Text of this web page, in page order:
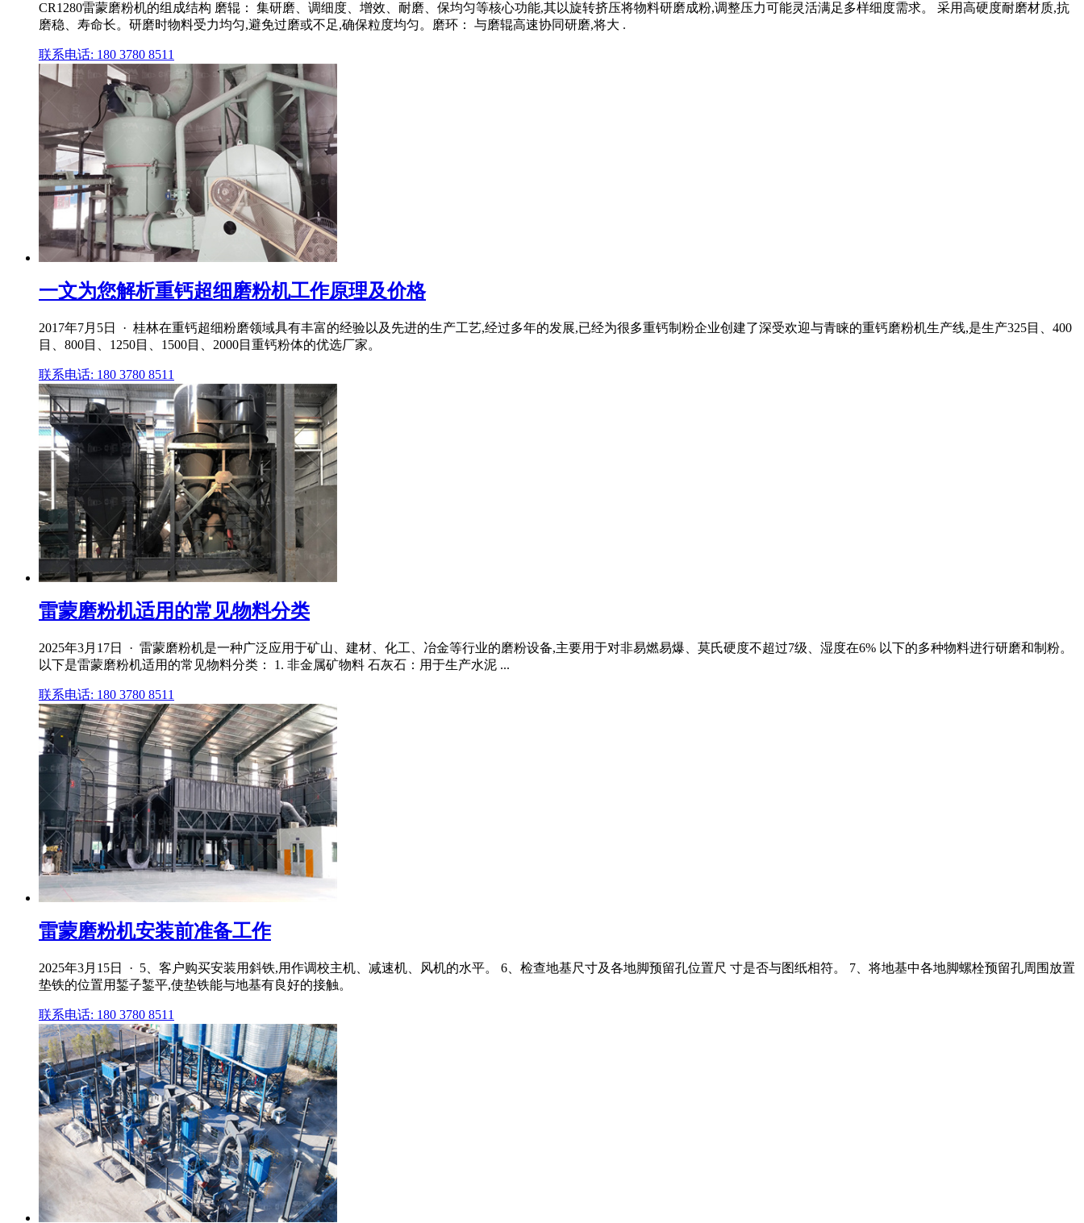
CR1280雷蒙磨粉机的组成结构 磨辊： 集研磨、调细度、增效、耐磨、保均匀等核心功能,其以旋转挤压将物料研磨成粉,调整压力可能灵活满足多样细度需求。 采用高硬度耐磨材质,抗
磨稳、寿命长。研磨时物料受力均匀,避免过磨或不足,确保粒度均匀。磨环： 与磨辊高速协同研磨,将大 .
联系电话: 180 3780 8511
一文为您解析重钙超细磨粉机工作原理及价格
2017年7月5日 · 桂林在重钙超细粉磨领域具有丰富的经验以及先进的生产工艺,经过多年的发展,已经为很多重钙制粉企业创建了深受欢迎与青睐的重钙磨粉机生产线,是生产325目、400
目、800目、1250目、1500目、2000目重钙粉体的优选厂家。
联系电话: 180 3780 8511
雷蒙磨粉机适用的常见物料分类
2025年3月17日 · 雷蒙磨粉机是一种广泛应用于矿山、建材、化工、冶金等行业的磨粉设备,主要用于对非易燃易爆、莫氏硬度不超过7级、湿度在6% 以下的多种物料进行研磨和制粉。
以下是雷蒙磨粉机适用的常见物料分类： 1. 非金属矿物料 石灰石：用于生产水泥 ...
联系电话: 180 3780 8511
雷蒙磨粉机安装前准备工作
2025年3月15日 · 5、客户购买安装用斜铁,用作调校主机、减速机、风机的水平。 6、检查地基尺寸及各地脚预留孔位置尺 寸是否与图纸相符。 7、将地基中各地脚螺栓预留孔周围放置
垫铁的位置用錾子錾平,使垫铁能与地基有良好的接触。
联系电话: 180 3780 8511